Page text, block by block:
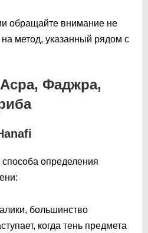
обращайте внимание не
метод, указанный рядом с
Фаджра,
определения
большинство
когда тень предмета